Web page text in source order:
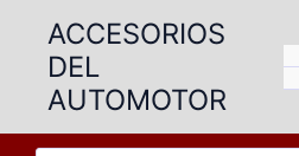
contenido
ACCESORIOS
DEL
AUTOMOTOR